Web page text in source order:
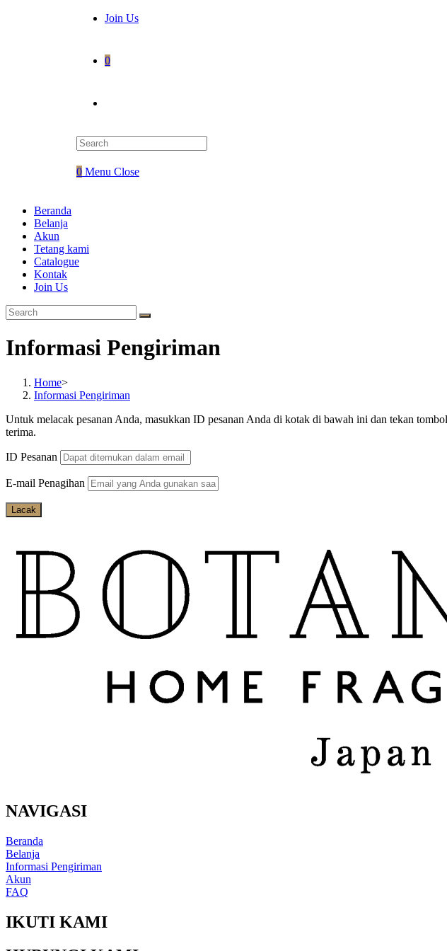
Join Us
0
website
0 Menu Close
Beranda
Belanja
Akun
Tetang kami
Catalogue
Kontak
Join Us
Informasi Pengiriman
Home>
Informasi Pengiriman
Untuk melacak pesanan Anda, masukkan ID pesanan Anda di kotak di bawah ini dan tekan
terima.
ID Pesanan
E-mail Penagihan
Lacak
NAVIGASI
Beranda
Belanja
Informasi Pengiriman
Akun
FAQ
IKUTI KAMI